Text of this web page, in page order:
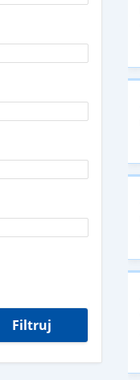
Filtruj